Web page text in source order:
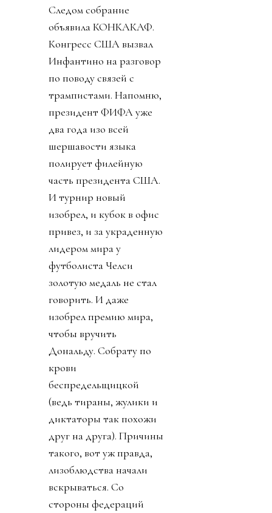
Следом собрание
объявила КОНКАКАФ.
Конгресс США вызвал
Инфантино на разговор
по поводу связей с
трампистами. Напомню,
президент ФИФА уже
два года изо всей
шершавости языка
полирует филейную
часть президента США.
И турнир новый
изобрел, и кубок в офис
привез, и за украденную
лидером мира у
футболиста Челси
золотую медаль не стал
говорить. И даже
изобрел премию мира,
чтобы вручить
Дональду. Собрату по
крови
беспредельщицкой
(ведь тираны, жулики и
диктаторы так похожи
друг на друга). Причины
такого, вот уж правда,
лизоблюдства начали
вскрываться. Со
стороны федераций